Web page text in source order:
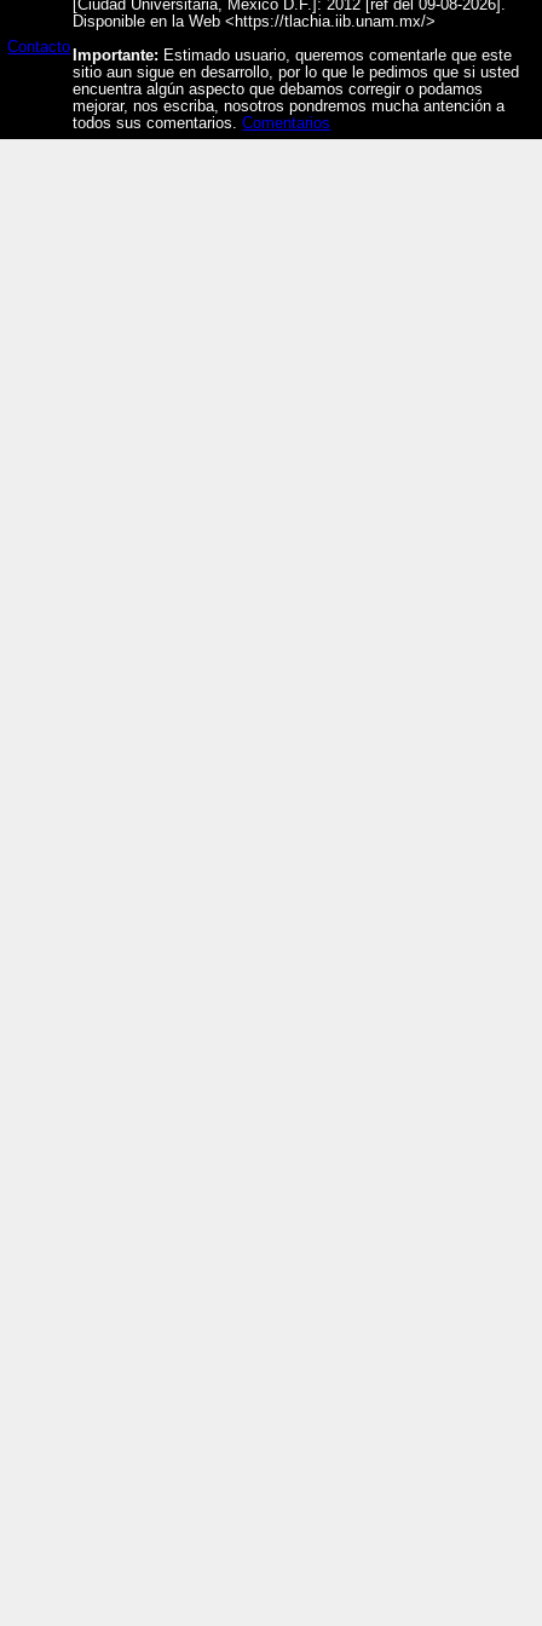
Contacto
[Ciudad Universitaria, México D.F.]: 2012 [ref del 09-08-2026].
Disponible en la Web <https://tlachia.iib.unam.mx/>
Importante: Estimado usuario, queremos comentarle que este
sitio aun sigue en desarrollo, por lo que le pedimos que si usted
encuentra algún aspecto que debamos corregir o podamos
mejorar, nos escriba, nosotros pondremos mucha antención a
todos sus comentarios.Comentarios